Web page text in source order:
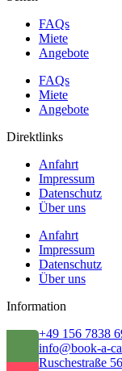
FAQs
Miete
Angebote
FAQs
Miete
Angebote
Direktlinks
Anfahrt
Impressum
Datenschutz
Über uns
Anfahrt
Impressum
Datenschutz
Über uns
Information
+49 156 7838
info@book-a-
Ruschestraße